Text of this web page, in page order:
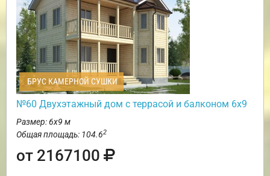
БРУС КАМЕРНОЙ СУШКИ
№60 Двухэтажный дом с террасой и балконом 6х9
Размер: 6х9 м
Общая площадь: 104.62
от 2167100